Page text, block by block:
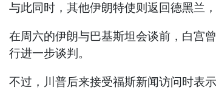
与此同时，其他伊朗特使则返回德黑兰
在周六的伊朗与巴基斯坦会谈前，白宫
行进一步谈判。
不过，川普后来接受福斯新闻访问时表